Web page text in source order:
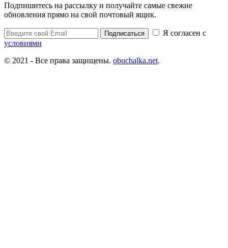
Подпишитесь на рассылку и получайте самые свежие
обновления прямо на свой почтовый ящик.
Подписаться
Я согласен с
условиями
© 2021 - Все права защищены. obuchalka.net.